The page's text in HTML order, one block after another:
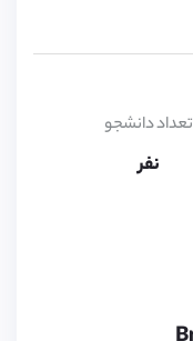
تعداد دانشجو
نفر